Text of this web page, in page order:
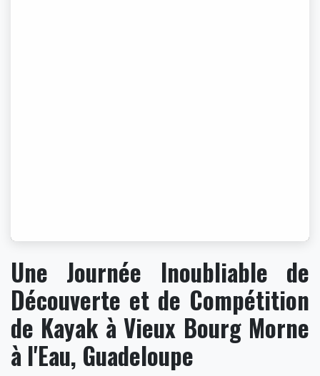
Une Journée Inoubliable de
Découverte et de Compétition
de Kayak à Vieux Bourg Morne
à l'Eau, Guadeloupe